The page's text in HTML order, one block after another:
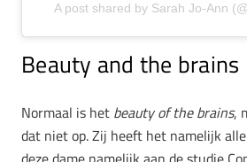
A post shared by Sarah Jo-Ann
Beauty and the brains
Normaal is het beauty of the brains,
dat niet op. Zij heeft het namelijk